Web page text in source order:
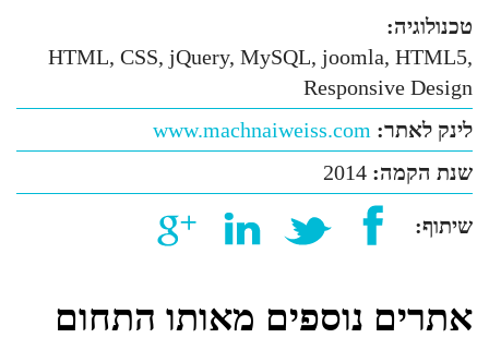
טכנולוגיה:
HTML, CSS, jQuery, MySQL, joomla, HTML5,
Responsive Design
לינק לאתר: www.machnaiweiss.com
שנת הקמה: 2014
שיתוף:
אתרים נוספים מאותו התחום